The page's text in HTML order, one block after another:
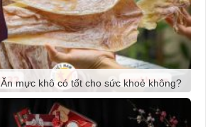
mực khô có tốt cho sức khoẻ không?